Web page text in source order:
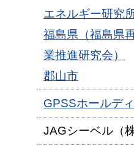
エネルギー研究
福島県（福島県
業推進研究会）
郡山市
GPSSホールデ
JAGシーベル（